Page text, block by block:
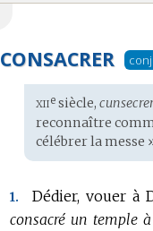
CONSACRER
Étymologie
:
xiie siècle,
reconnaître
célébrer la messe
1. Dédier, vouer à
consacré un temple